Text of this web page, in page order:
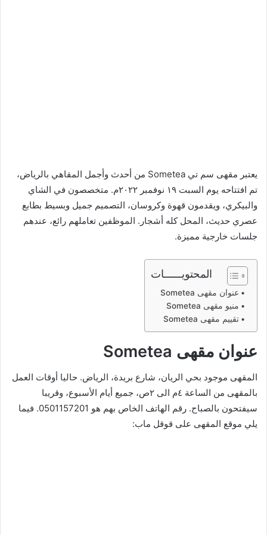
يعتبر مقهى سم تي Sometea من أحدث وأجمل المقاهي بالرياض،
تم افتتاحه يوم السبت ١٩ نوفمبر ٢٠٢٢م. متخصصون في الشاي
والبيكري، ويقدمون قهوة وكروسان، التصميم جميل وبسيط بطابع
عصري حديث، المحل كله أشجار. الموظفين تعاملهم رائع، عندهم
جلسات خارجية مميزة.
المحتويــــــات
عنوان مقهى Sometea
منيو مقهى Sometea
تقييم مقهى Sometea
عنوان مقهى Sometea
المقهى موجود بحي الريان، شارع بريدة، الرياض. حاليا أوقات العمل
بالمقهى من الساعة ٤م الى ٢ص، جميع أيام الأسبوع، وقريبا
سيفتحون بالصباح. رقم الهاتف الخاص بهم هو 0501157201. فيما
يلي موقع المقهى على قوقل ماب: